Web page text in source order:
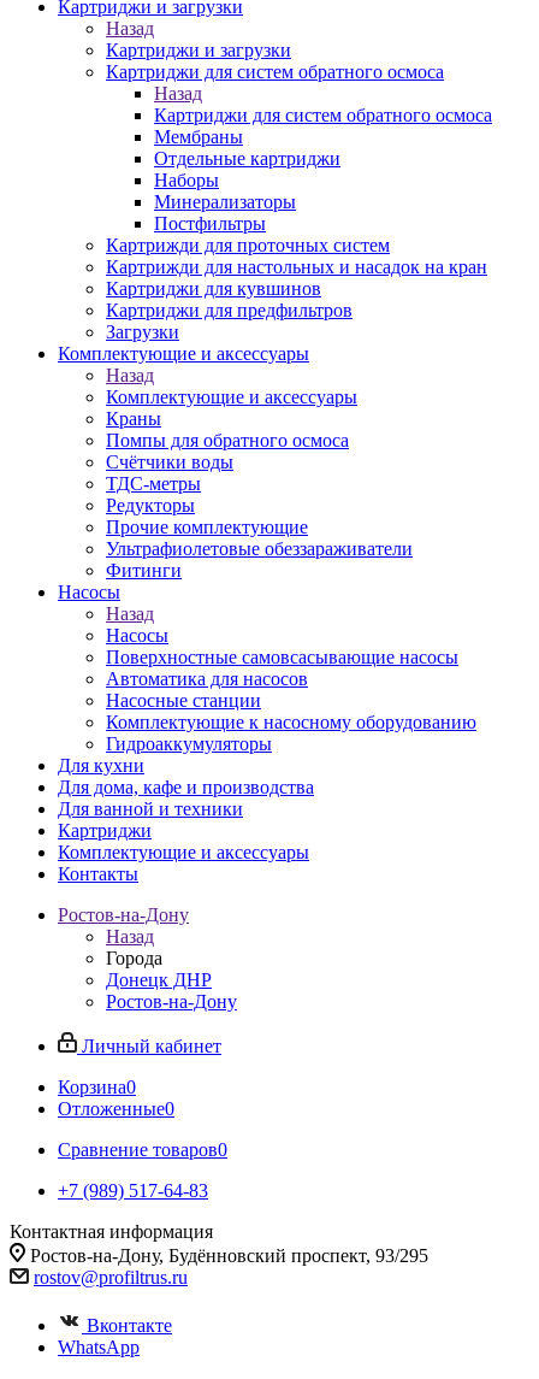
Картриджи и загрузки
Назад
Картриджи и загрузки
Картриджи для систем обратного осмоса
Назад
Картриджи для систем обратного осмоса
Мембраны
Отдельные картриджи
Наборы
Минерализаторы
Постфильтры
Картрижди для проточных систем
Картрижди для настольных и насадок на кран
Картриджи для кувшинов
Картриджи для предфильтров
Загрузки
Комплектующие и аксессуары
Назад
Комплектующие и аксессуары
Краны
Помпы для обратного осмоса
Счётчики воды
ТДС-метры
Редукторы
Прочие комплектующие
Ультрафиолетовые обеззараживатели
Фитинги
Насосы
Назад
Насосы
Поверхностные самовсасывающие насосы
Автоматика для насосов
Насосные станции
Комплектующие к насосному оборудованию
Гидроаккумуляторы
Для кухни
Для дома, кафе и производства
Для ванной и техники
Картриджи
Комплектующие и аксессуары
Контакты
Ростов-на-Дону
Назад
Города
Донецк ДНР
Ростов-на-Дону
Личный кабинет
Корзина0
Отложенные0
Сравнение товаров0
+7 (989) 517-64-83
Контактная информация
Ростов-на-Дону, Будённовский проспект, 93/295
rostov@profiltrus.ru
Вконтакте
WhatsApp